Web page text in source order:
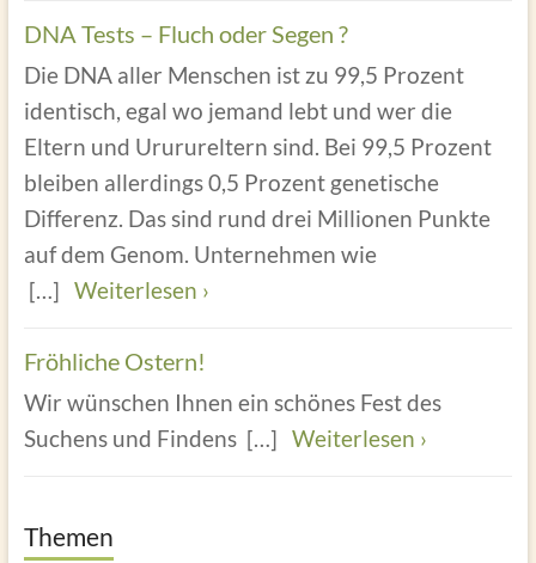
DNA Tests – Fluch oder Segen ?
Die DNA aller Menschen ist zu 99,5 Prozent
identisch, egal wo jemand lebt und wer die
Eltern und Ururureltern sind. Bei 99,5 Prozent
bleiben allerdings 0,5 Prozent genetische
Differenz. Das sind rund drei Millionen Punkte
auf dem Genom. Unternehmen wie
[…] Weiterlesen ›
Fröhliche Ostern!
Wir wünschen Ihnen ein schönes Fest des
Suchens und Findens […] Weiterlesen ›
Themen